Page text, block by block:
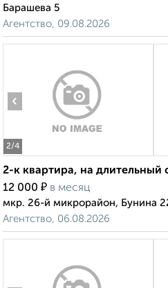
Барашева 5
Агентство, 09.08.2026
2/4
‹
2-к квартира, на длительный
12 000 ₽ в месяц
мкр. 26-й микрорайон, Бунина
Агентство, 06.08.2026